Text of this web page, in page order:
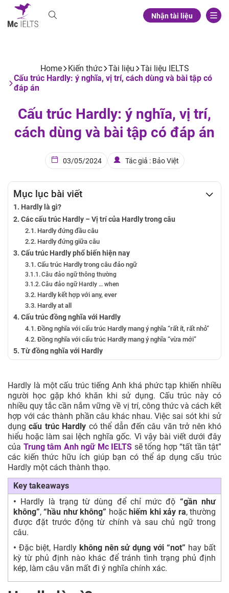
Nhận tài liệu
Home Kiến thức Tài liệu
Tài liệu IELTS
Cấu trúc Hardly: ý nghĩa, vị trí, cách dùng và bài tập có
đáp án
Cấu trúc Hardly: ý nghĩa, vị trí,
cách dùng và bài tập có đáp án
03/05/2024 Tác giả : Bảo Việt
Mục lục bài viết
Hardly là gì?
Các cấu trúc Hardly – Vị trí của Hardly trong câu
Hardly đứng đầu câu
Hardly đứng giữa câu
Cấu trúc Hardly phổ biến hiện nay
Cấu trúc Hardly trong câu đảo ngữ
Câu đảo ngữ thông thường
Câu đảo ngữ Hardly … when
Hardly kết hợp với any, ever
Hardly at all
Cấu trúc đồng nghĩa với Hardly
Đồng nghĩa với cấu trúc Hardly mang ý nghĩa “rất ít, rất nhỏ”
Đồng nghĩa với cấu trúc Hardly mang ý nghĩa “vừa mới”
Từ đồng nghĩa với Hardly
Bài tập 1: Chia đúng dạng của động từ được cho trong ngoặc
Bài tập 2: Điền từ thích hợp vào ô trống
Đáp án bài tập cấu trúc Hardly
Hardly là một cấu trúc tiếng Anh khá phức tạp khiến nhiều
người học gặp khó khăn khi sử dụng. Cấu trúc này có
nhiều quy tắc cần nắm vững về vị trí, công thức và cách kết
hợp với các thành phần câu khác nhau. Việc sai sót khi sử
dụngcấu trúc Hardly có thể dẫn đến câu văn trở nên khó
hiểu hoặc làm sai lệch nghĩa gốc. Vì vậy bài viết dưới đây
của Trung tâm Anh ngữ Mc IELTS sẽ tổng hợp “tất tần tật”
các kiến thức hữu ích giúp bạn có thể áp dụng cấu trúc
Hardly một cách thành thạo.
Key takeaways
• Hardly là trạng từ dùng để chỉ mức độ “gần như
không”,“hầu như không” hoặchiếm khi xảy ra, thường
được đặt trước động từ chính và sau chủ ngữ trong
câu.
• Đặc biệt, Hardly không nên sử dụng với “not” hay bất
kỳ từ phủ định nào khác để tránh tình trạng phủ định
kép, làm câu văn mất đi ý nghĩa chính xác.